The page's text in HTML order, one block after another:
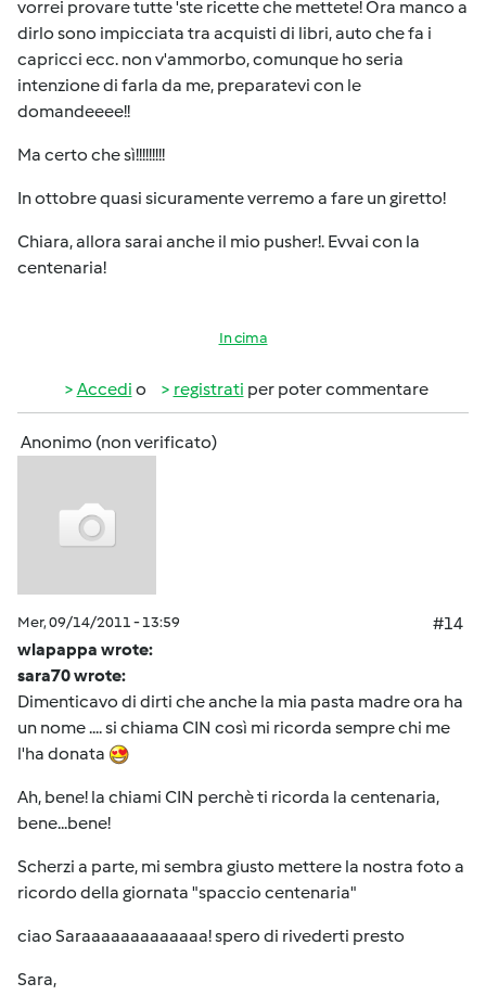
vorrei provare tutte 'ste ricette che mettete! Ora manco a
dirlo sono impicciata tra acquisti di libri, auto che fa i
capricci ecc. non v'ammorbo, comunque ho seria
intenzione di farla da me, preparatevi con le
domandeeee!!
Ma certo che sì!!!!!!!!!
In ottobre quasi sicuramente verremo a fare un giretto!
Chiara, allora sarai anche il mio pusher!. Evvai con la
centenaria!
In cima
Accedi o registrati per poter commentare
Anonimo (non verificato)
Mer, 09/14/2011 - 13:59
#14
wlapappa wrote:
sara70 wrote:
Dimenticavo di dirti che anche la mia pasta madre ora ha
un nome .... si chiama CIN così mi ricorda sempre chi me
l'ha donata
Ah, bene! la chiami CIN perchè ti ricorda la centenaria,
bene...bene!
Scherzi a parte, mi sembra giusto mettere la nostra foto a
ricordo della giornata "spaccio centenaria"
ciao Saraaaaaaaaaaaaa! spero di rivederti presto
Sara,